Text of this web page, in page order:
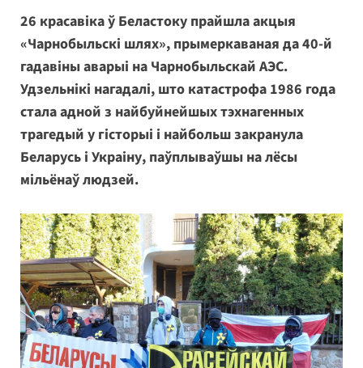
26 красавіка ў Беластоку прайшла акцыя
«Чарнобыльскі шлях», прымеркаваная да 40-й
гадавіны аварыі на Чарнобыльскай АЭС.
Удзельнікі нагадалі, што катастрофа 1986 года
стала адной з найбуйнейшых тэхнагенных
трагедый у гісторыі і найбольш закранула
Беларусь і Украіну, паўплываўшы на лёсы
мільёнаў людзей.